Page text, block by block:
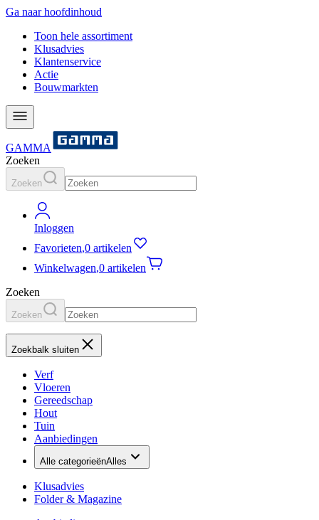
Ga naar hoofdinhoud
Toon hele assortiment
Klusadvies
Klantenservice
Actie
Bouwmarkten
GAMMA
Zoeken
Zoeken
Inloggen
Favorieten,0 artikelen
Winkelwagen,0 artikelen
Zoeken
Zoeken
Zoekbalk sluiten
Verf
Vloeren
Gereedschap
Hout
Tuin
Aanbiedingen
Alle categorieënAlles
Klusadvies
Folder & Magazine